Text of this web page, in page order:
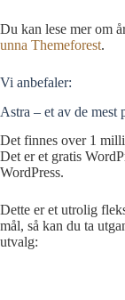
Du kan lese mer om
unna Themeforest.
Vi anbefaler:
Astra – et av de mest
Det finnes over 1
Det er et gratis
WordPress.
Dette er et utrolig
mål, så kan du ta
utvalg: